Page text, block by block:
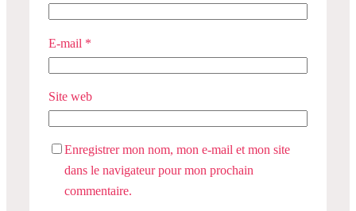
E-mail *
Site web
Enregistrer mon nom, mon e-mail et mon site
dans le navigateur pour mon prochain
commentaire.